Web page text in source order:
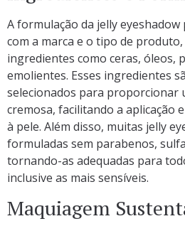
A formulação da jelly
com a marca e o tipo de
ingredientes como ceras, óleos,
emolientes. Esses ingredientes
selecionados para proporcionar
cremosa, facilitando a aplicação
à pele. Além disso, muitas jelly
formuladas sem parabenos,
tornando-as adequadas para
inclusive as mais sensíveis.
Maquiagem